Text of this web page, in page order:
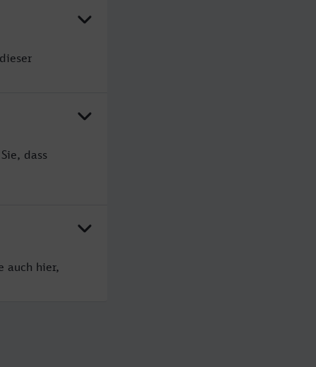
dass
auch hier,